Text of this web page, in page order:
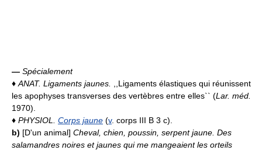
— Spécialement
♦ ANAT. Ligaments jaunes.
,,Ligaments élastiques qui réunissent
les apophyses transverses des vertèbres entre elles`` (Lar. méd.
1970).
♦ PHYSIOL. Corps jaune (v. corps III B 3 c).
b) [D'un animal] Cheval, chien, poussin, serpent jaune. Des
salamandres noires et jaunes qui me mangeaient les orteils